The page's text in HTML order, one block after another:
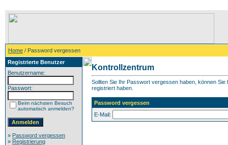
Home / Password vergessen
Registrierte Benutzer
Benutzername:
Passwort:
Beim nächsten Besuch
automatisch anmelden?
» Password vergessen
» Registrierung
Kontrollzentrum
Sollten Sie Ihr Passwort vergessen haben, können
registriert haben.
Password vergessen
E-Mail: